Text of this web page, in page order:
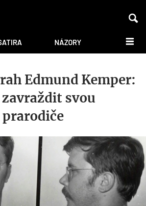
NÁZORY DALŠÍ
Edmund Kemper:
svou